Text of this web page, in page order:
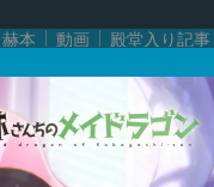
赫本 動画 殿堂入り記事